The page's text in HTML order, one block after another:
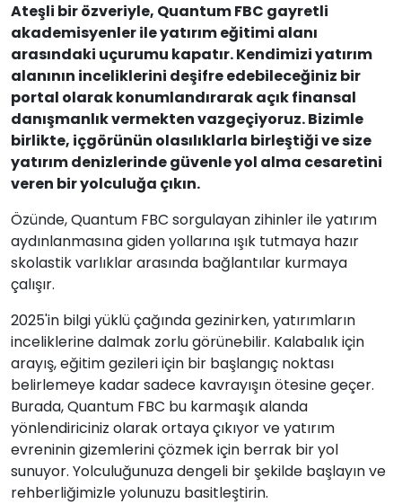
Ateşli bir özveriyle, Quantum FBC gayretli
akademisyenler ile yatırım eğitimi alanı
arasındaki uçurumu kapatır. Kendimizi yatırım
alanının inceliklerini deşifre edebileceğiniz bir
portal olarak konumlandırarak açık finansal
danışmanlık vermekten vazgeçiyoruz. Bizimle
birlikte, içgörünün olasılıklarla birleştiği ve size
yatırım denizlerinde güvenle yol alma cesaretini
veren bir yolculuğa çıkın.
Özünde, Quantum FBC sorgulayan zihinler ile yatırım
aydınlanmasına giden yollarına ışık tutmaya hazır
skolastik varlıklar arasında bağlantılar kurmaya
çalışır.
2025'in bilgi yüklü çağında gezinirken, yatırımların
inceliklerine dalmak zorlu görünebilir. Kalabalık için
arayış, eğitim gezileri için bir başlangıç noktası
belirlemeye kadar sadece kavrayışın ötesine geçer.
Burada, Quantum FBC bu karmaşık alanda
yönlendiriciniz olarak ortaya çıkıyor ve yatırım
evreninin gizemlerini çözmek için berrak bir yol
sunuyor. Yolculuğunuza dengeli bir şekilde başlayın ve
rehberliğimizle yolunuzu basitleştirin.